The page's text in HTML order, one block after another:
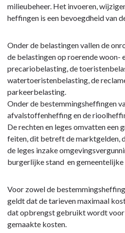
Lokale
heffingen
Inleiding
milieubeheer. Het invoeren,
heffingen is een bevoegdheid van
Onder de belastingen vallen de
de belastingen op roerende woon-
precariobelasting, de
watertoeristenbelasting, de
parkeerbelasting.
Onder de bestemmingsheffingen
afvalstoffenheffing en de
De rechten en leges omvatten een
feiten, dit betreft de marktgelden,
de leges inzake
burgerlijke stand en
Voor zowel de
geldt dat de tarieven maximaal
dat opbrengst gebruikt wordt voor
gemaakte kosten.